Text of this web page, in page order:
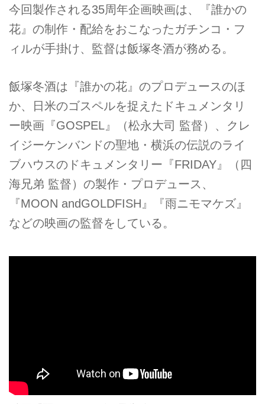
今回製作される35周年企画映画は、『誰かの
花』の制作・配給をおこなったガチンコ・フ
ィルが手掛け、監督は飯塚冬酒が務める。
飯塚冬酒は『誰かの花』のプロデュースのほ
か、日米のゴスペルを捉えたドキュメンタリ
ー映画『GOSPEL』（松永大司 監督）、クレ
イジーケンバンドの聖地・横浜の伝説のライ
ブハウスのドキュメンタリー『FRIDAY』（四
海兄弟 監督）の製作・プロデュース、
『MOON andGOLDFISH』『雨ニモマケズ』
などの映画の監督をしている。